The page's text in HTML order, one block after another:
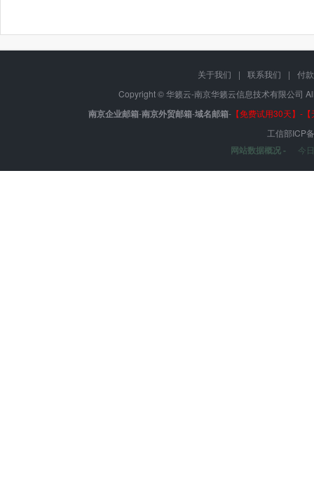
关于我们 | 联系我们 |
付
Copyright © 华籁云-南京华籁云信息技术有限公
南京企业邮箱-南京外贸邮箱-域名邮箱- 【免费试用30天】-
工信部ICP
网站数据概况 - 今